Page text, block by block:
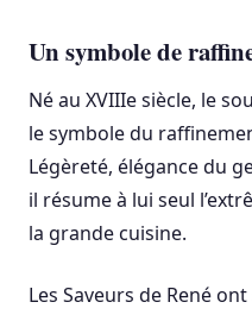
Un symbole de
Né au XVIIIe siècle, le
le symbole du
Légèreté, élégance du
il résume à lui seul
la grande cuisine.
Les Saveurs de René